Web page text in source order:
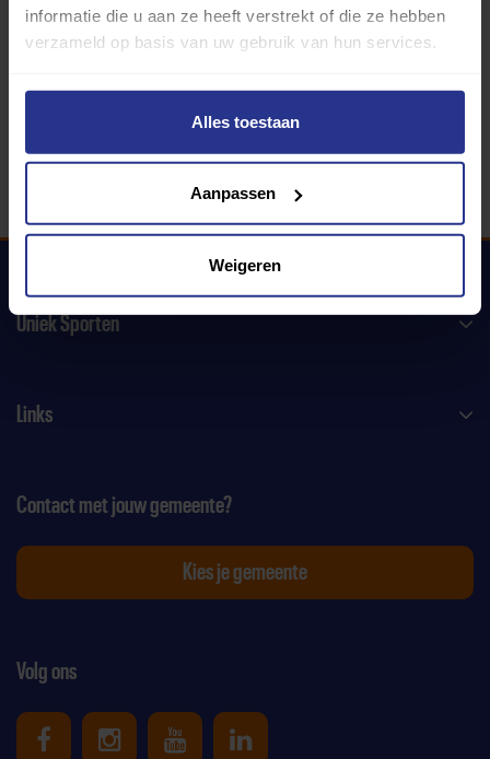
informatie die u aan ze heeft verstrekt of die ze hebben
verzameld op basis van uw gebruik van hun services.
Alles toestaan
Aanpassen
Weigeren
340 gemeenten
Partners:
Uniek Sporten
Links
Volg ons
Contact met jouw gemeente?
Kies je gemeente